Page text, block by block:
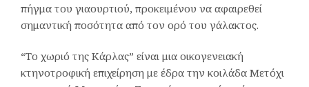
πήγμα του γιαουρτιού, προκειμένου να αφαιρεθεί
σημαντική ποσότητα από τον ορό του γάλακτος.
“Το χωριό της Κάρλας” είναι μια οικογενειακή
κτηνοτροφική επιχείρηση με έδρα την κοιλάδα Μετόχι